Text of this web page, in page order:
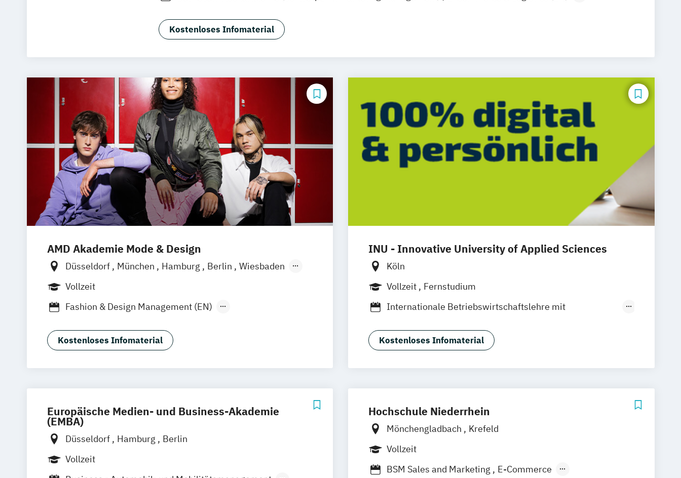
Medienmanagement und Digitales Marketing
Hotel- und Eventmanagement
Kostenloses Infomaterial
AMD Akademie Mode & Design
Düsseldorf München Hamburg Berlin
Wiesbaden
Online-Campus
Vollzeit
Fashion & Design Management (EN)
Luxury Management (EN)
Marken- & Kommunikationsdesign
Kostenloses Infomaterial
INU - Innovative University of Applied Sciences
Köln
Vollzeit
Fernstudium
Internationale Betriebswirtschaftslehre mit
Social Media Management
Kostenloses Infomaterial
Europäische Medien- und Business-Akademie
(EMBA)
Düsseldorf Hamburg
Berlin
Vollzeit
Hochschule Niederrhein
Mönchengladbach
Krefeld
Vollzeit
BSM Sales and Marketing
E-Commerce